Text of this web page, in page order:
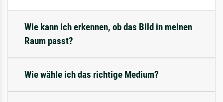
Wie kann ich erkennen, ob das Bild in meinen
Raum passt?
Wie wähle ich das richtige Medium?